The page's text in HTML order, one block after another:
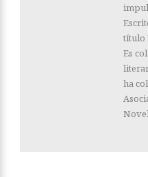
título
Es
ha